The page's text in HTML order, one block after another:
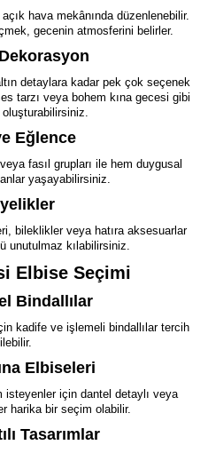
hava mekânında düzenlenebilir.
gecenin atmosferini belirler.
detaylara kadar pek çok seçenek
tarzı veya bohem kına gecesi gibi
oluşturabilirsiniz.
Eğlence
fasıl grupları ile hem duygusal
yaşayabilirsiniz.
bileklikler veya hatıra aksesuarlar
unutulmaz kılabilirsiniz.
Elbise Seçimi
Bindallılar
kadife ve işlemeli bindallılar tercih
Elbiseleri
isteyenler için dantel detaylı veya
harika bir seçim olabilir.
Tasarımlar